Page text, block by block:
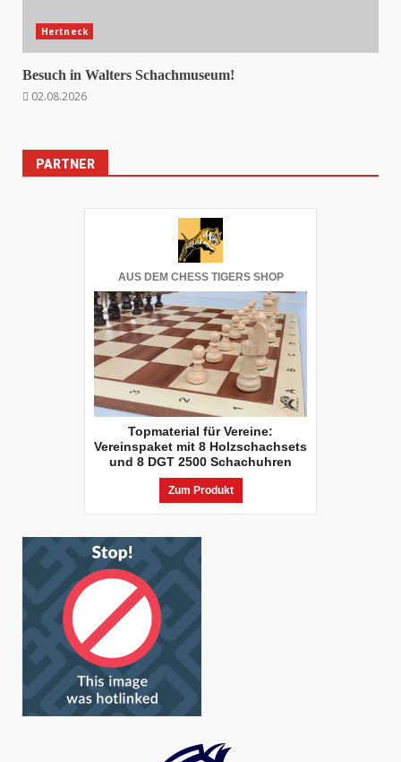
Hertneck
Besuch in Walters Schachmuseum!
02.08.2026
PARTNER
AUS DEM CHESS TIGERS SHOP
Topmaterial für Vereine:
Vereinspaket mit 8 Holzschachsets
und 8 DGT 2500 Schachuhren
Zum Produkt